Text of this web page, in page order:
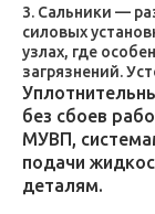
Сальники —
силовых
узлах, где
загрязнений.
без сбоев
МУВП,
подачи
деталям.